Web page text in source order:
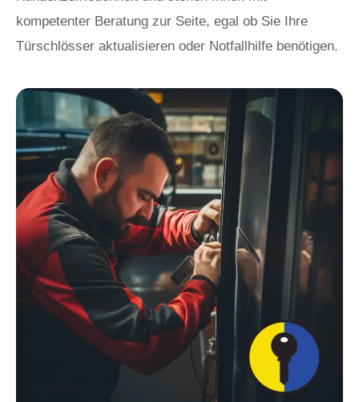
kompetenter Beratung zur Seite, egal ob Sie Ihre
Türschlösser aktualisieren oder Notfallhilfe benötigen.